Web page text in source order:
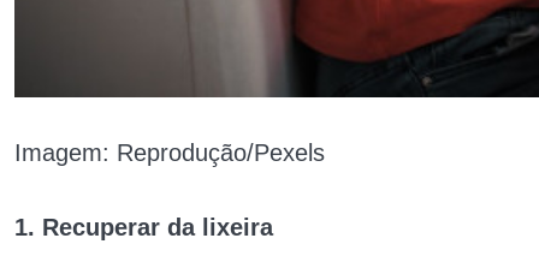
Imagem: Reprodução/Pexels
1. Recuperar da lixeira